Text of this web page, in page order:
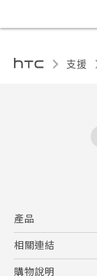
支援
產品
5G
智慧型手機
相關連結
HTC Research
購物說明